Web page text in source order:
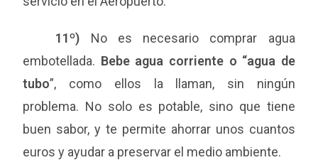
11º) No es necesario comprar agua
embotellada. Bebe agua corriente o “agua de
tubo”, como ellos la llaman, sin ningún
problema. No solo es potable, sino que tiene
buen sabor, y te permite ahorrar unos cuantos
euros y ayudar a preservar el medio ambiente.